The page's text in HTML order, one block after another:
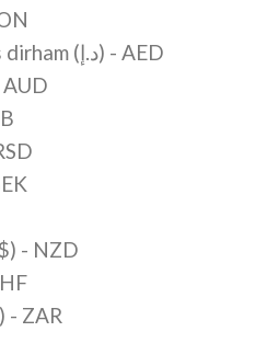
United Arab Emirates dirham (د.إ) - AED
- NZD
- ZAR